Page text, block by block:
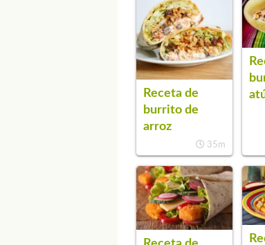
Receta de
burrito de
arroz
35m